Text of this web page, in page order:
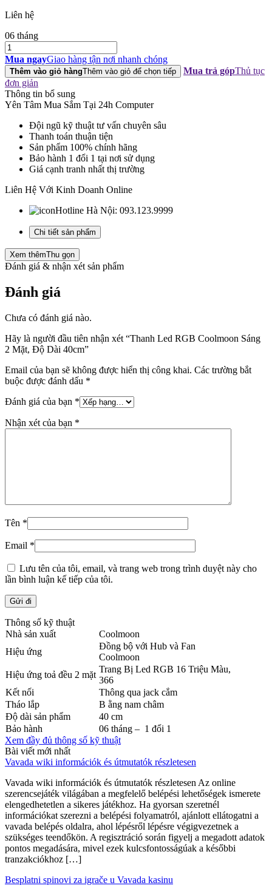
Liên hệ
06 tháng
Thanh
Led
RGB
Coolmoon
Sáng
2
Mặt,
40cm
lượng
Mua ngayGiao hàng tận nơi nhanh chóng
Thêm vào giỏ hàngThêm vào giỏ để chọn tiếp Mua trả gópThủ tục
đơn giản
Thông tin bổ sung
Yên Tâm Mua Sắm Tại 24h Computer
Đội ngũ kỹ thuật tư vấn chuyên sâu
Thanh toán thuận tiện
Sản phẩm 100% chính hãng
Bảo hành 1 đổi 1 tại nơi sử dụng
Giá cạnh tranh nhất thị trường
Liên Hệ Với Kinh Doanh Online
Hotline Hà Nội: 093.123.9999
Chi tiết sản phẩm
Xem thêmThu gọn
Đánh giá & nhận xét sản phẩm
Đánh giá
Chưa có đánh giá nào.
Hãy là người đầu tiên nhận xét “Thanh Led RGB Coolmoon Sáng
2 Mặt, Độ Dài 40cm”
Email của bạn sẽ không được hiển thị công khai. Các trường bắt
buộc được đánh dấu *
Đánh giá của bạn *
Nhận xét của bạn *
Tên *
Email *
Lưu tên của tôi, email, và trang web trong trình duyệt này cho
lần bình luận kế tiếp của tôi.
Thông số kỹ thuật
Nhà sản xuất
Coolmoon
Hiệu ứng
Đồng bộ với Hub và Fan
Coolmoon
Hiệu ứng toả đều 2 mặt
Trang Bị Led RGB 16 Triệu Màu,
366
Kết nối
Thông qua jack cắm
Tháo lắp
B ằng nam châm
Độ dài sản phẩm
40 cm
Bảo hành
06 tháng – 1 đổi 1
Xem đầy đủ thông số kỹ thuật
Bài viết mới nhất
Vavada wiki információk és útmutatók részletesen
Vavada wiki információk és útmutatók részletesen Az online
szerencsejáték világában a megfelelő belépési lehetőségek ismerete
elengedhetetlen a sikeres játékhoz. Ha gyorsan szeretnél
információkat szerezni a belépési folyamatról, ajánlott ellátogatni a
vavada belépés oldalra, ahol lépésről lépésre végigvezetnek a
szükséges teendőkön. A regisztráció során figyelj a megadott adatok
pontos megadására, mivel ezek kulcsfontosságúak a későbbi
tranzakciókhoz […]
Besplatni spinovi za igrače u Vavada kasinu